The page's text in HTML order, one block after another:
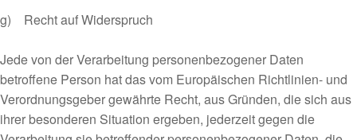
g) Recht auf Widerspruch
Jede von der Verarbeitung personenbezogener Daten
betroffene Person hat das vom Europäischen Richtlinien- und
Verordnungsgeber gewährte Recht, aus Gründen, die sich aus
ihrer besonderen Situation ergeben, jederzeit gegen die